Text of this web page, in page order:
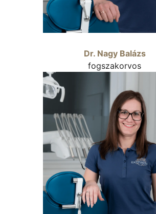
Dr. Nagy Balázs
fogszakorvos